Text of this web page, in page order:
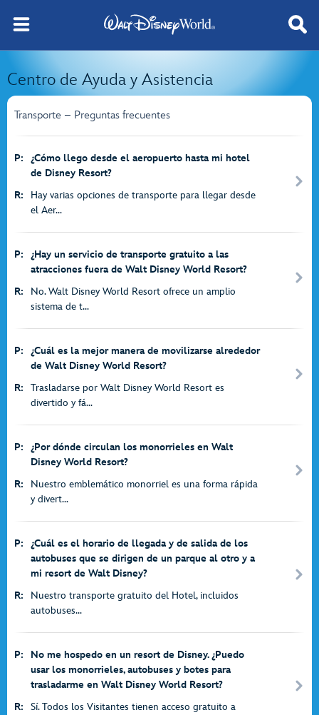
Centro de Ayuda y Asistencia
Transporte – Preguntas frecuentes
P:
¿Cómo llego desde el aeropuerto hasta mi hotel
de Disney Resort?
R:
Hay varias opciones de transporte para llegar desde
el Aer...
P:
¿Hay un servicio de transporte gratuito a las
atracciones fuera de Walt Disney World Resort?
R:
No. Walt Disney World Resort ofrece un amplio
sistema de t...
P:
¿Cuál es la mejor manera de movilizarse alrededor
de Walt Disney World Resort?
R:
Trasladarse por Walt Disney World Resort es
divertido y fá...
P:
¿Por dónde circulan los monorrieles en Walt
Disney World Resort?
R:
Nuestro emblemático monorriel es una forma rápida
y divert...
P:
¿Cuál es el horario de llegada y de salida de los
autobuses que se dirigen de un parque al otro y a
mi resort de Walt Disney?
R:
Nuestro transporte gratuito del Hotel, incluidos
autobuses...
P:
No me hospedo en un resort de Disney. ¿Puedo
usar los monorrieles, autobuses y botes para
trasladarme en Walt Disney World Resort?
R:
Sí. Todos los Visitantes tienen acceso gratuito a